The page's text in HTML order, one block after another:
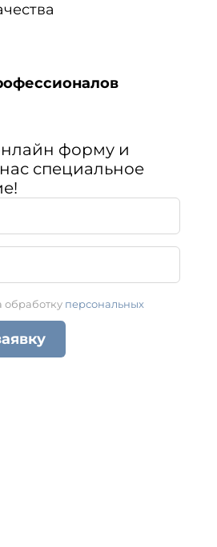
форму и
специальное
обработку персональных